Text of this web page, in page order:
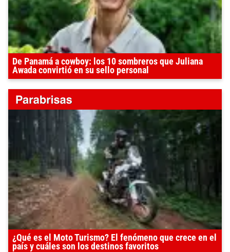
De Panamá a cowboy: los 10 sombreros que Juliana
Awada convirtió en su sello personal
¿Qué es el Moto Turismo? El fenómeno que crece en el
país y cuáles son los destinos favoritos